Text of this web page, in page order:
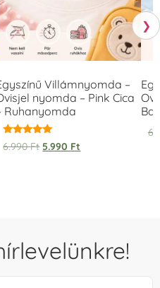
Villámnyomda –
nyomda – Pink Cica
Ruhanyomda
Értékelés:
5.00
6.990Ft 5.990 Ft
❯